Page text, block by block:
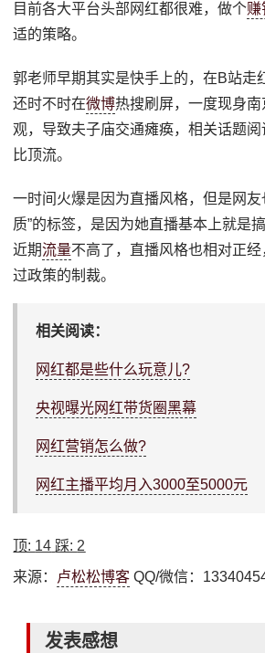
目前各大平台头部网红都很难，做个赚
适的策略。
郭老师早期其实是快手上的，在B站走
还时不时在微博热搜刷屏，一度现身南
观，导致夫子庙交通瘫痪，相关话题
比顶流。
一时间火爆是因为直播风格，但是网友
质”的标签，是因为她直播基本上就是
近期流量不高了，直播风格也相对正
过政策的制裁。
相关阅读：
网红都是些什么玩意儿?
央视曝光网红带货圈黑幕
网红营销怎么做?
网红主播平均月入3000至5000元
顶: 14 踩: 2
来源： 卢松松博客 QQ/微信：
发表感想